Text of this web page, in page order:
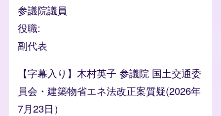
参議院議員
役職
副代表
【字幕入り】木村英子 参議院 国土交通委
員会・建築物省エネ法改正案質疑(2026年
7月23日）